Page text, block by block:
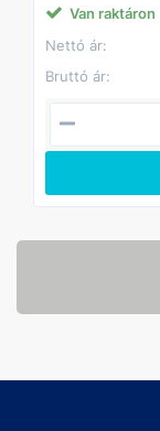
Van raktáron
Nettó ár:
Bruttó ár: